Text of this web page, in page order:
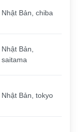
Nhật Bản, chiba
Nhật Bản,
saitama
Nhật Bản, tokyo